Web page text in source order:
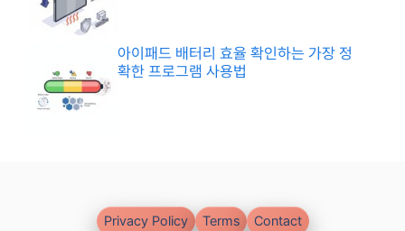
아이패드 배터리 효율 확인하는 가장 정
확한 프로그램 사용법
Privacy Policy Terms Contact